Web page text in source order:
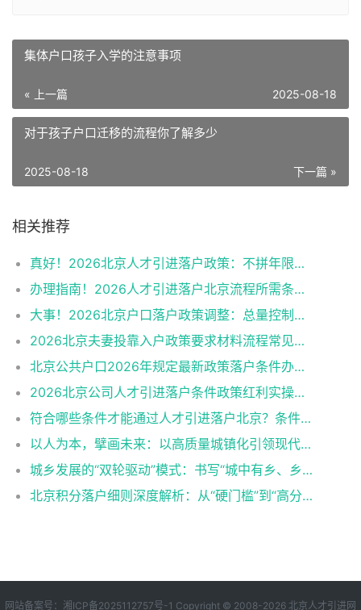
集体户口孩子入学的注意事项
« 上一篇 2025-08-18
对于孩子户口迁移的流程你了解多少
下一篇 »
2025-08-18
相关推荐
真好！2026北京人才引进落户政策：不拼年限拼实力
办理指南！2026人才引进落户北京流程所需条件申报资料
大事！2026北京户口落户政策调整：总量控制、条件松绑
2026北京夫妻投靠入户政策要求材料流程常见问题
北京公共户口2026年规定最新政策落户条件办理程序
2026北京公司人才引进落户条件政策红利实操细节
符合哪些条件才能通过人才引进落户北京？条件高不高？
以人为本，擘画未来：以高质量城镇化引领现代化新征程
城乡发展的“双轮驱动”模式：书写“城中有乡、乡中有城”
北京积分落户细则深度解析：从“硬门槛”到“高分攻略”
网站备案号： 湘ICP备2025112757号-1 Copyright © 2008-2026 北京人才引进网